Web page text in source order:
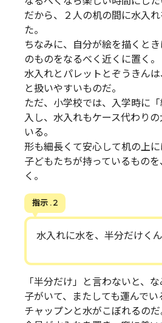
だから、２人の机の間に水入
た。
ちなみに、自分が絵を描くと
のものをなるべく近くに置く。
水入れとパレットとぞうきん
と扱いやすいものだ。
ただ、小学校では、入学時に
入し、水入れもケース代わり
いる。
形も細長くて安心して机の上に
子どもたちが持っているもの
く。
指示 . 2
水入れに水を、半分だけくん
「半分だけ」と言わないと、
子がいて、またしても運んで
チャップンと水がこぼれるのだ